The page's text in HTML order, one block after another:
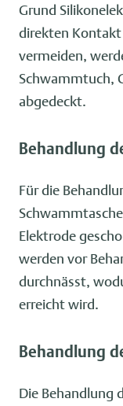
Grund
direkten
vermeiden,
Schwammtuch,
abgedeckt.
Behandlung
Für die
Elektrode
werden vor
durchnässt,
erreicht wird.
Behandlung
Die Behandlung